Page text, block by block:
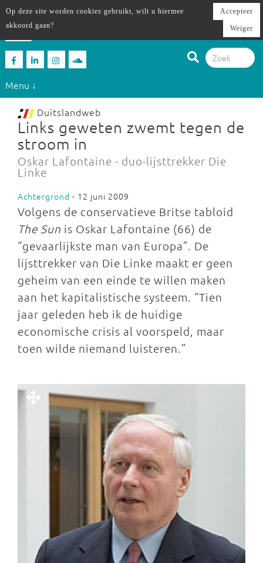
Menu ↓
Duitslandweb
Links geweten zwemt tegen de
stroom in
Oskar Lafontaine - duo-lijsttrekker Die
Linke
Achtergrond - 12 juni 2009
Volgens de conservatieve Britse tabloid
The Sun is Oskar Lafontaine (66) de
“gevaarlijkste man van Europa”. De
lijsttrekker van Die Linke maakt er geen
geheim van een einde te willen maken
aan het kapitalistische systeem. “Tien
jaar geleden heb ik de huidige
economische crisis al voorspeld, maar
toen wilde niemand luisteren.”
Op deze site worden cookies gebruikt, wilt u hiermee
akkoord gaan?
Accepteer
Weiger